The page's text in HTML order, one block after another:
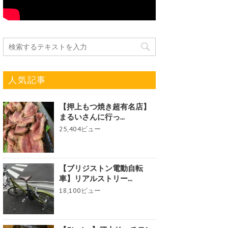
人気記事
【押上もつ焼き超有名店】
まるいさんに行っ...
25,404ビュー
【ブリジストン電動自転
車】リアルストリー...
18,100ビュー